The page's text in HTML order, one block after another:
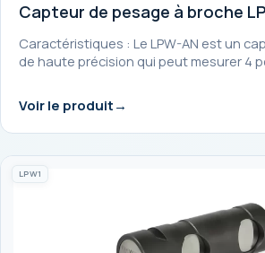
Capteur de pesage à broche
Caractéristiques : Le LPW-AN est un
de haute précision qui peut mesurer 4
Voir le produit
LPW1